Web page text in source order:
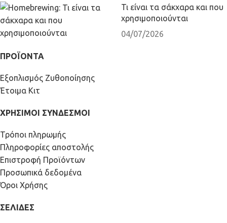
Τι είναι τα σάκχαρα και που
χρησιμοποιούνται
04/07/2026
ΠΡΟΪΟΝΤΑ
Εξοπλισμός Ζυθοποίησης
Έτοιμα Κιτ
ΧΡΗΣΙΜΟΙ ΣΥΝΔΕΣΜΟΙ
Τρόποι πληρωμής
Πληροφορίες αποστολής
Επιστροφή Προϊόντων
Προσωπικά δεδομένα
Όροι Χρήσης
ΣΕΛΙΔΕΣ